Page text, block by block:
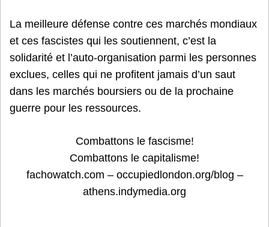
La meilleure défense contre ces marchés mondiaux
et ces fascistes qui les soutiennent, c’est la
solidarité et l’auto-organisation parmi les personnes
exclues, celles qui ne profitent jamais d’un saut
dans les marchés boursiers ou de la prochaine
guerre pour les ressources.
Combattons le fascisme!
Combattons le capitalisme!
fachowatch.com – occupiedlondon.org/blog –
athens.indymedia.org